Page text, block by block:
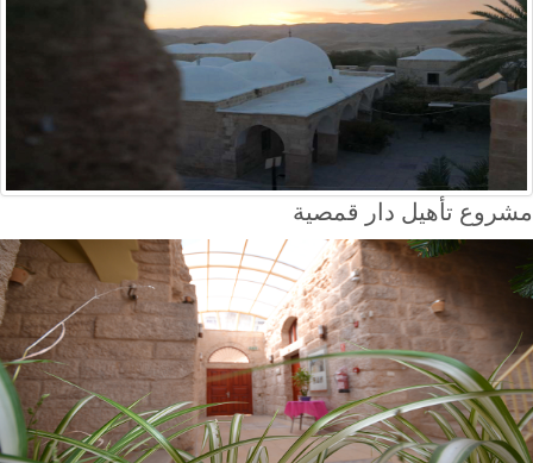
مشروع تأهيل دار قمصية